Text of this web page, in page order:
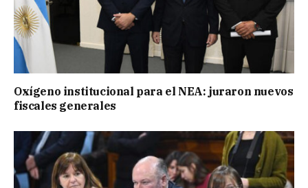
Oxígeno institucional para el NEA: juraron nuevos
fiscales generales